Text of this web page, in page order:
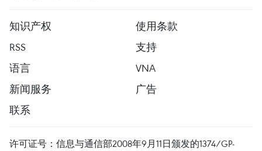
知识产权
使用条款
RSS
支持
语言
VNA
新闻服务
广告
联系
许可证号：信息与通信部2008年9月11日颁发的1374/GP-